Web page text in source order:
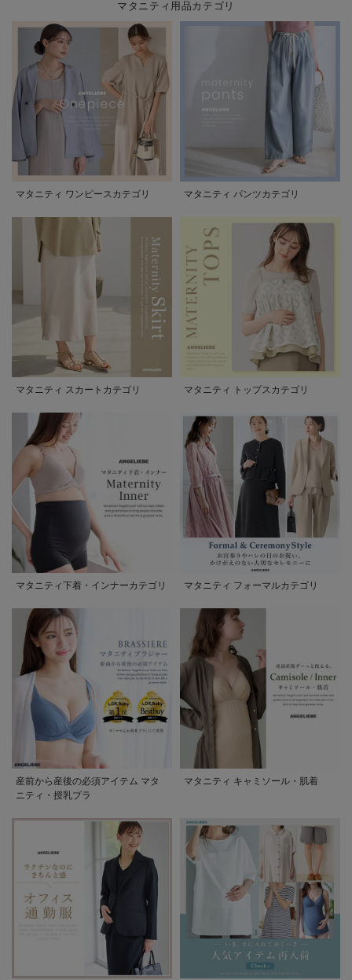
マタニティ用品カテゴリ
マタニティ ワンピースカテゴリ マタニティ パンツカテゴリ
マタニティ スカートカテゴリ マタニティ トップスカテゴリ
マタニティ下着・インナーカテゴリ マタニティ フォーマルカテゴリ
産前から産後の必須アイテム マタ
ニティ・授乳ブラ
マタニティ キャミソール・肌着